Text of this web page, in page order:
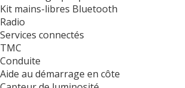
Kit mains-libres Bluetooth
Radio
Services connectés
TMC
Conduite
Aide au démarrage en côte